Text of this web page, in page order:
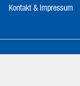
Kontakt & Impressum